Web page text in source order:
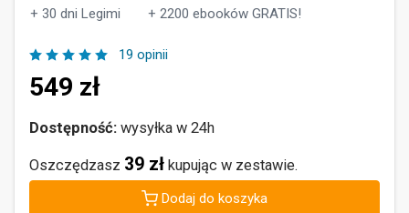
+ 30 dni Legimi + 2200 ebooków GRATIS!
19 opinii
549 zł
Dostępność: wysyłka w 24h
Oszczędzasz 39 zł kupując w zestawie.
Dodaj do koszyka